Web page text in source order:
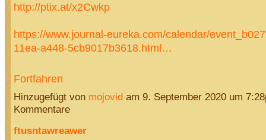
http://ptix.at/x2Cwkp
https://www.journal-eureka.com/calendar/
11ea-a448-5cb9017b3618.html…
Fortfahren
Hinzugefügt von mojovidam 9. September 2020 um
Kommentare
ftusntawreawer